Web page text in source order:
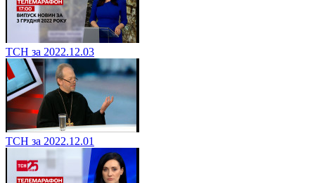
ТСН за 2022.12.03
ТСН за 2022.12.01